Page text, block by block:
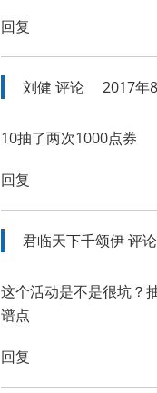
回复
刘健 评论 2017年
10抽了两次1000点券
回复
君临天下千颂伊评论
这个活动是不是很坑？
谱点
回复